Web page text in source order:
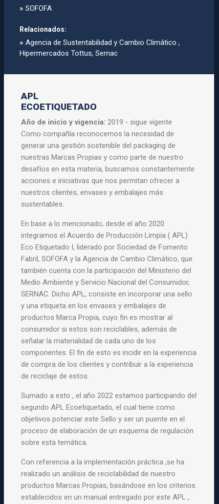
» SOFOFA
Relacionados:
» Agencia de Sustentabilidad y Cambio Climático ,
Hipermercados Tottus, Sernac
APL
ECOETIQUETADO
Año de inicio y vigencia:2019 - sigue vigente
Como compañía reconocemos la necesidad de
generar una gestión sostenible del packaging de
nuestras Marcas Propias y como parte de nuestro
desafíos en esta materia, buscamos constantemente
acciones e iniciativas que nos permitan ofrecer a
nuestros clientes, envases y embalajes más
sustentables.
En base a lo mencionado, desde el año 2020
integramos el Acuerdo de Producción Limpia ( APL)
Eco Etiquetado I, liderado por Sociedad de Fomento
Fabril, SOFOFA y la Agencia de Cambio Climático, que
también cuenta con la participación del Ministerio del
Medio Ambiente y Servicio Nacional del Consumidor,
SERNAC. Dicho APL, consiste en incorporar una sello
y una etiqueta en los envases y embalajes de
productos Marca Propia, cuyo fin es mostrar al
consumidor si estos son reciclables, además de
señalar la materialidad de cada uno de los
componentes. El fin de esto es incidir en la experiencia
de compra de los clientes y contribuir a la experiencia
de reciclaje de estos.
Sumado a esto , el año 2022 estamos participando del
segundo APL Ecoetiquetado, el cual tiene como
objetivos potenciar este Sello y ser un puente en el
proceso de elaboración de un esquema de regulación
sobre esta temática.
Con referencia a la implementación práctica ,se ha
realizado un análisis de reciclabilidad de nuestro
productos Marcas Propias, basándose en los criterios
establecidos en un manual entregado por este APL ,